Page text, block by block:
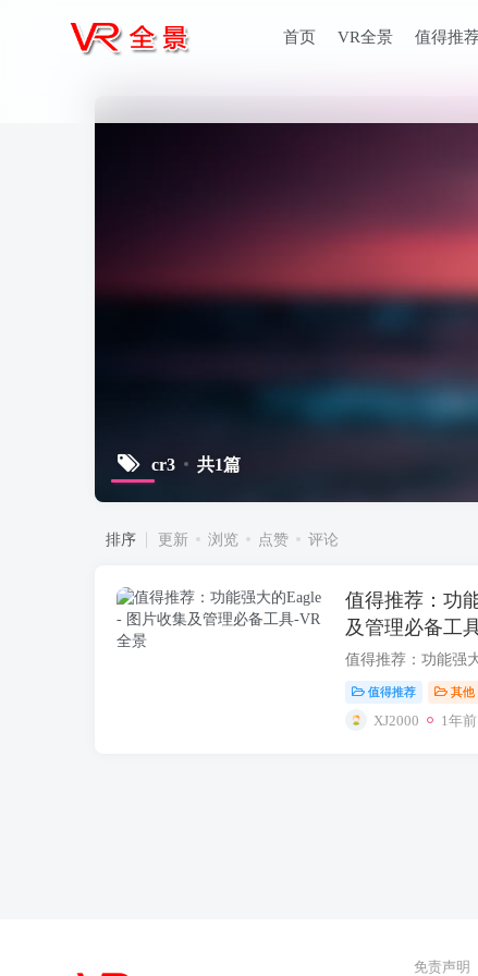
首页 VR全景 值得推
cr3 共1篇
排序 更新 浏览 点赞 评论
值得推荐：功
及管理必备工
值得推荐 其他
XJ2000 1年前
免责声明